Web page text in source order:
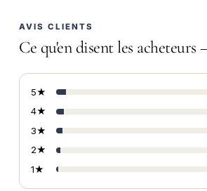
AVIS CLIENTS
Ce qu'en disent les acheteurs
5★
4★
3★
2★
1★